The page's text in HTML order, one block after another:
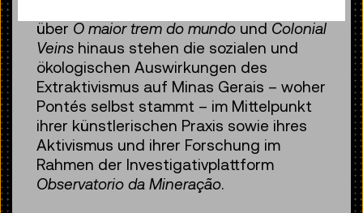
über O maior trem do mundo und Colonial
Veins hinaus stehen die sozialen und
ökologischen Auswirkungen des
Extraktivismus auf Minas Gerais – woher
Pontés selbst stammt – im Mittelpunkt
ihrer künstlerischen Praxis sowie ihres
Aktivismus und ihrer Forschung im
Rahmen der Investigativplattform
Observatorio da Mineração.